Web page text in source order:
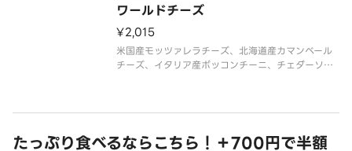
ワールドチーズ
¥2,015
米国産モッツァレラチーズ、北海道産カマンベール
チーズ、イタリア産ボッコンチーニ、チェダーソー
たっぷり食べるならこちら！＋700円で半額